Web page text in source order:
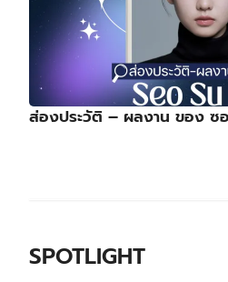
ส่องประวัติ – ผลงาน ของ ซ
SPOTLIGHT